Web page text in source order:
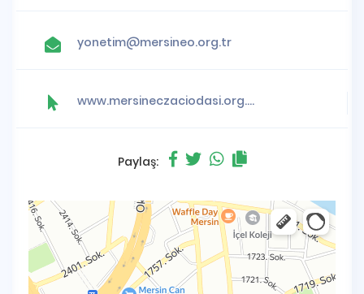
yonetim@mersineo.org.tr
www.mersineczaciodasi.org.tr
Paylaş: